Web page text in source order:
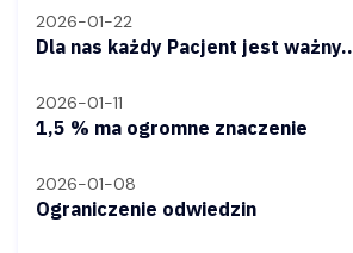
2026-01-22
Dla nas każdy Pacjent jest ważny..
2026-01-11
1,5 % ma ogromne znaczenie
2026-01-08
Ograniczenie odwiedzin